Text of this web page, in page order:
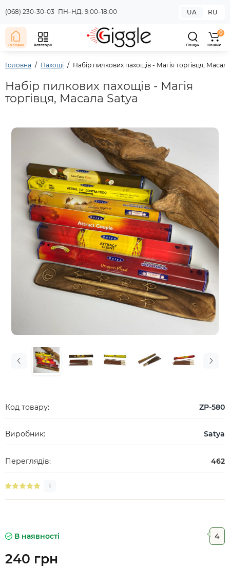
(068) 230-30-03 ПН–НД: 9:00–18:00 UA RU
Головна Категорії Пошук
0
Кошик
Головна Пахощі Набір пилкових пахощів - Магія торгівця,
Набір пилкових пахощів - Магія
торгівця, Масала Satya
Код товару: ZP-580
Виробник: Satya
Переглядів: 462
1
В наявності 4
240 грн